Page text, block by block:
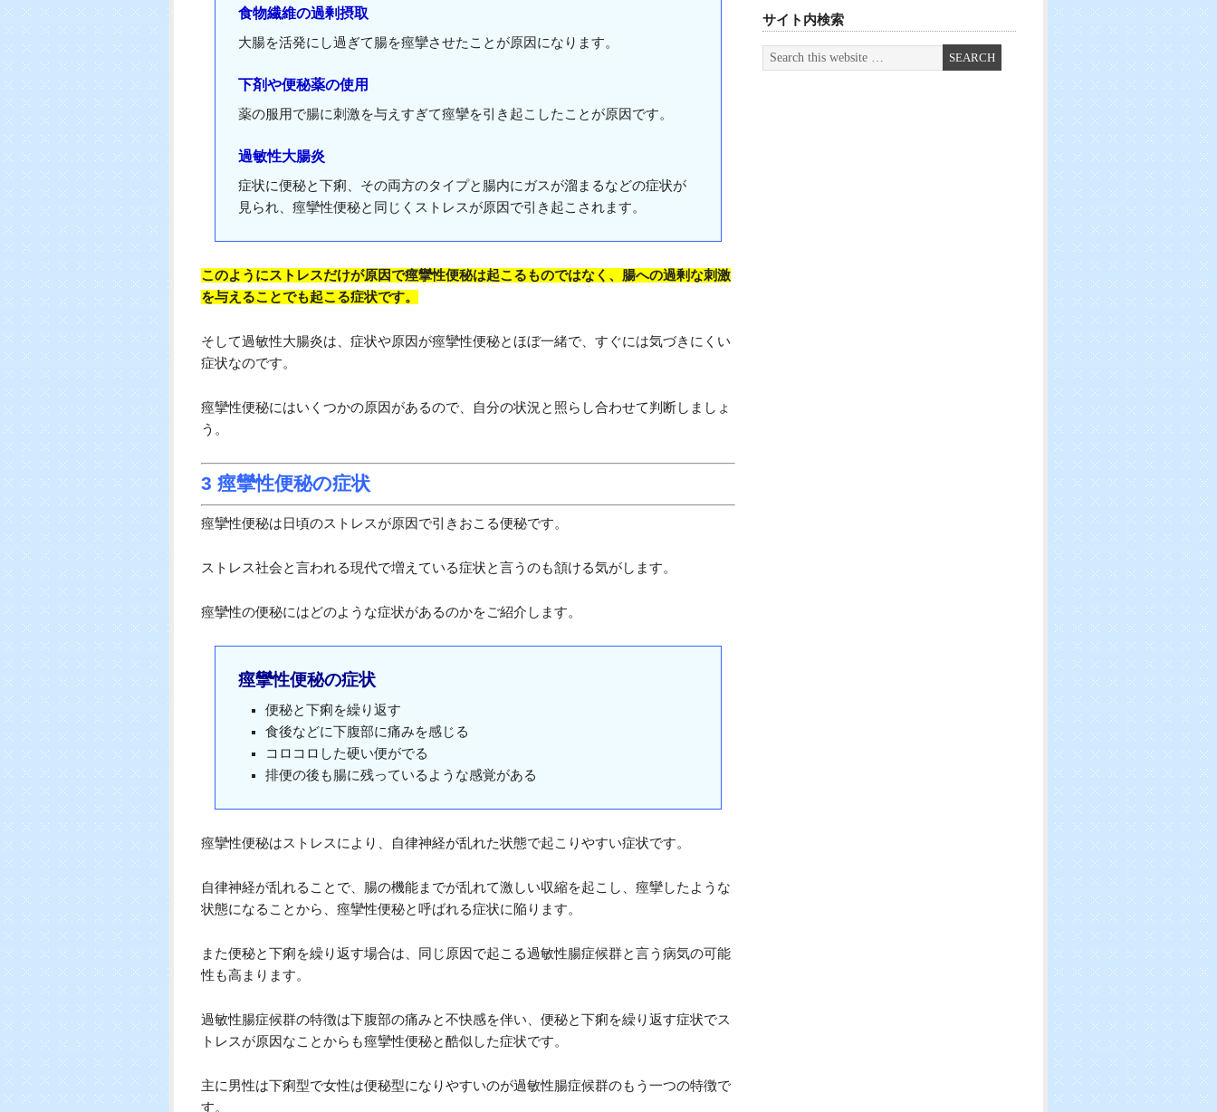
食物繊維の過剰摂取
大腸を活発にし過ぎて腸を痙攣させたことが原因になります。
下剤や便秘薬の使用
薬の服用で腸に刺激を与えすぎて痙攣を引き起こしたことが原因です。
過敏性大腸炎
症状に便秘と下痢、その両方のタイプと腸内にガスが溜まるなどの症状が
見られ、痙攣性便秘と同じくストレスが原因で引き起こされます。
このようにストレスだけが原因で痙攣性便秘は起こるものではなく、腸への過剰な刺激
を与えることでも起こる症状です。
そして過敏性大腸炎は、症状や原因が痙攣性便秘とほぼ一緒で、すぐには気づきにくい
症状なのです。
痙攣性便秘にはいくつかの原因があるので、自分の状況と照らし合わせて判断しましょ
う。
3 痙攣性便秘の症状
痙攣性便秘は日頃のストレスが原因で引きおこる便秘です。
ストレス社会と言われる現代で増えている症状と言うのも頷ける気がします。
痙攣性の便秘にはどのような症状があるのかをご紹介します。
痙攣性便秘の症状
便秘と下痢を繰り返す
食後などに下腹部に痛みを感じる
コロコロした硬い便がでる
排便の後も腸に残っているような感覚がある
痙攣性便秘はストレスにより、自律神経が乱れた状態で起こりやすい症状です。
自律神経が乱れることで、腸の機能までが乱れて激しい収縮を起こし、痙攣したような
状態になることから、痙攣性便秘と呼ばれる症状に陥ります。
また便秘と下痢を繰り返す場合は、同じ原因で起こる過敏性腸症候群と言う病気の可能
性も高まります。
過敏性腸症候群の特徴は下腹部の痛みと不快感を伴い、便秘と下痢を繰り返す症状でス
トレスが原因なことからも痙攣性便秘と酷似した症状です。
主に男性は下痢型で女性は便秘型になりやすいのが過敏性腸症候群のもう一つの特徴で
す。
サイト内検索